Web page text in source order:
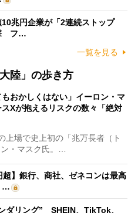
10兆円企業が「2連続ストップ
フ…
一覧を見る
陸」の歩き方
もおかしくはない」イーロン・マ
Xが抱えるリスクの数々「絶対
場で史上初の「兆万長者（ト
・マスク氏。…
超】銀行、商社、ゼネコンは最高
…
ダリング” SHEIN、TikTok、